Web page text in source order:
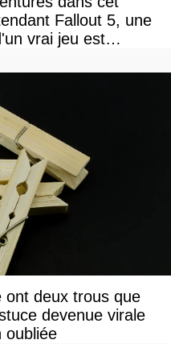
Fallout 5, une
vrai jeu est
ont deux trous que
devenue virale
oubliée